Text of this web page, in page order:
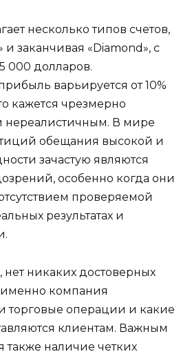
несколько типов счетов,
и заканчивая «Diamond», с
000 долларов.
варьируется от 10%
кажется чрезмерно
нереалистичным. В мире
обещания высокой и
зачастую являются
особенно когда они
проверяемой
результатах и
нет никаких достоверных
именно компания
торговые операции и какие
клиентам. Важным
также наличие четких